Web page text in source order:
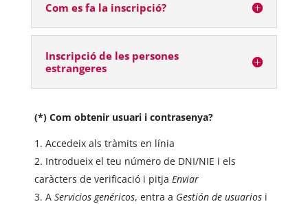
Com es fa la inscripció?
Inscripció de les persones
estrangeres
(*) Com obtenir usuari i contrasenya?
Accedeix als tràmits en línia
Introdueix el teu número de DNI/NIE i els
caràcters de verificació i pitja Enviar
A Servicios genéricos, entra a Gestión de usuariosi